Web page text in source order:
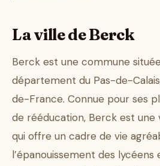
La ville de Berck
Berck est une commune
département du Pas-de-
de-France. Connue pour ses
de rééducation, Berck est une
qui offre un cadre de vie
l’épanouissement des lycéens